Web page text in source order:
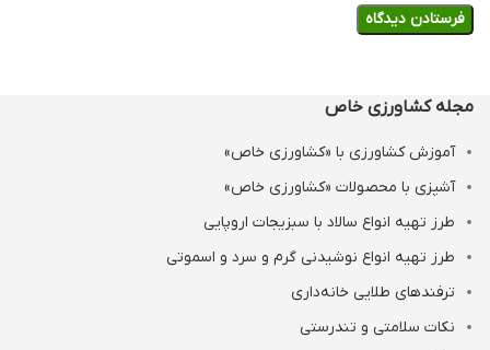
مجله کشاورزی خاص
آموزش کشاورزی با «کشاورزی خاص»
آشپزی با محصولات «کشاورزی خاص»
طرز تهیه انواع سالاد با سبزیجات اروپایی
طرز تهیه انواع نوشیدنی‌ گرم و سرد و اسموتی
ترفندهای طلایی خانه‌داری
نکات سلامتی و تندرستی